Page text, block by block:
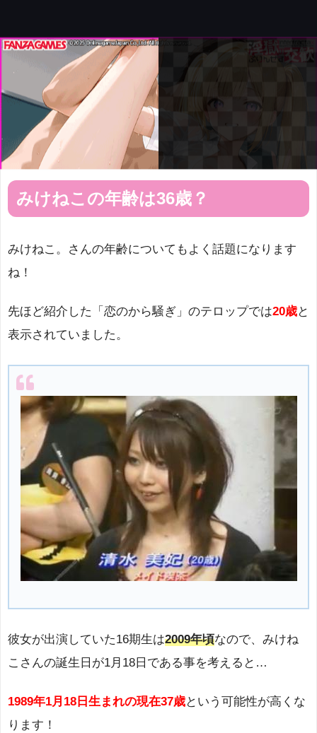
みけねこの年齢は36歳？
みけねこ。さんの年齢についてもよく話題になります
ね！
先ほど紹介した「恋のから騒ぎ」のテロップでは20歳と
表示されていました。
彼女が出演していた16期生は2009年頃なので、みけね
こさんの誕生日が1月18日である事を考えると…
1989年1月18日生まれの現在37歳という可能性が高くな
ります！